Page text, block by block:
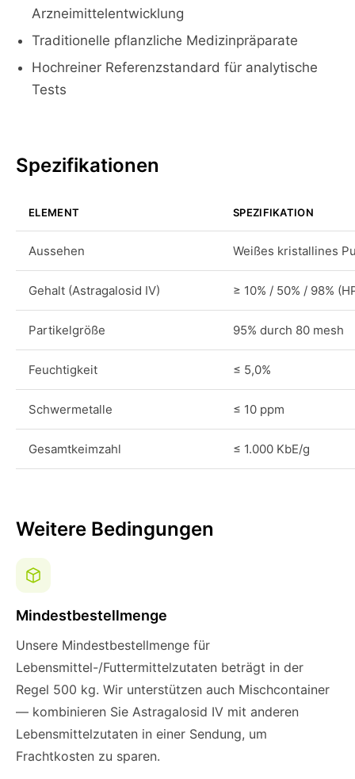
Arzneimittelentwicklung
Traditionelle pflanzliche Medizinpräparate
Hochreiner Referenzstandard für analytische
Tests
Spezifikationen
ELEMENT SPEZIFIKATION
Aussehen Weißes kristallines
Gehalt (Astragalosid IV) ≥ 10% / 50% / 98%
Partikelgröße 95% durch 80 mesh
Feuchtigkeit ≤ 5,0%
Schwermetalle ≤ 10 ppm
Gesamtkeimzahl ≤ 1.000 KbE/g
Weitere Bedingungen
Mindestbestellmenge
Unsere Mindestbestellmenge für
Lebensmittel-/Futtermittelzutaten beträgt in der
Regel 500 kg. Wir unterstützen auch Mischcontainer
— kombinieren Sie Astragalosid IV mit anderen
Lebensmittelzutaten in einer Sendung, um
Frachtkosten zu sparen.